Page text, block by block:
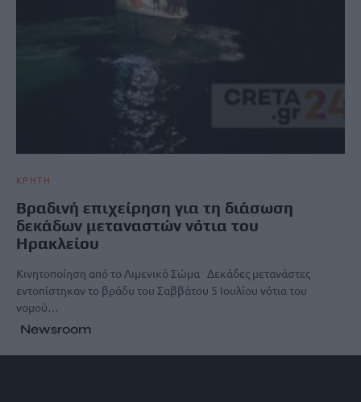
ΚΡΗΤΗ
Βραδινή επιχείρηση για τη διάσωση
δεκάδων μεταναστών νότια του
Ηρακλείου
Κινητοποίηση από το Λιμενικό Σώμα Δεκάδες μετανάστες
εντοπίστηκαν το βράδυ του Σαββάτου 5 Ιουλίου νότια του
νομού…
Newsroom